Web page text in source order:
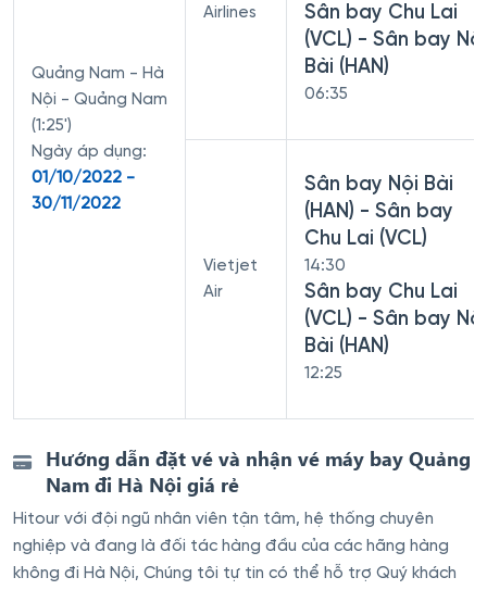
Quảng Nam - Hà
Nội - Quảng Nam
(1:25')
Ngày áp dụng:
01/10/2022 -
30/11/2022
Airlines
Sân bay Chu Lai
(VCL) - Sân bay Nội
Bài (HAN)
06:35
Vietjet
Air
Sân bay Nội Bài
(HAN) - Sân bay
Chu Lai (VCL)
14:30
Sân bay Chu Lai
(VCL) - Sân bay Nội
Bài (HAN)
12:25
Hướng dẫn đặt vé và nhận vé máy bay Quảng
Nam đi Hà Nội giá rẻ
Hitour với đội ngũ nhân viên tận tâm, hệ thống chuyên
nghiệp và đang là đối tác hàng đầu của các hãng hàng
không đi Hà Nội, Chúng tôi tự tin có thể hỗ trợ Quý khách